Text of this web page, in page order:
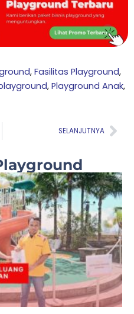
, Fasilitas Playground,
, Playground Anak,
SELANJUTNYA